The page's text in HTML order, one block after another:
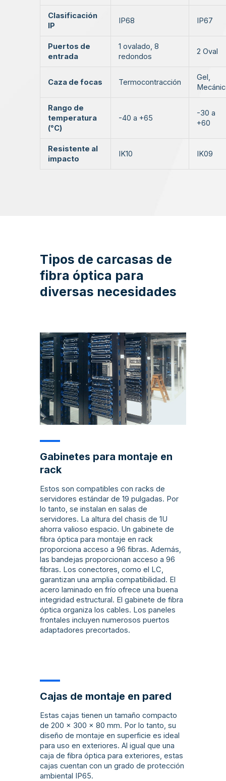
Clasificación
IP
IP68 IP67
Puertos de
entrada
1 ovalado, 8
redondos
2 Oval
Caza de focas Termocontracción
Gel,
Rango de
temperatura
(°C)
-40 a +65
-30 a
+60
Resistente al
impacto
IK10 IK09
Tipos de carcasas de
fibra óptica para
diversas necesidades
Gabinetes para montaje en
rack
Estos son compatibles con racks de
servidores estándar de 19 pulgadas. Por
lo tanto, se instalan en salas de
servidores. La altura del chasis de 1U
ahorra valioso espacio. Un gabinete de
fibra óptica para montaje en rack
proporciona acceso a 96 fibras. Además,
las bandejas proporcionan acceso a 96
fibras. Los conectores, como el LC,
garantizan una amplia compatibilidad. El
acero laminado en frío ofrece una buena
integridad estructural. El gabinete de fibra
óptica organiza los cables. Los paneles
frontales incluyen numerosos puertos
adaptadores precortados.
Cajas de montaje en pared
Estas cajas tienen un tamaño compacto
de 200 x 300 x 80 mm. Por lo tanto, su
diseño de montaje en superficie es ideal
para uso en exteriores. Al igual que una
caja de fibra óptica para exteriores, estas
cajas cuentan con un grado de protección
ambiental IP65.